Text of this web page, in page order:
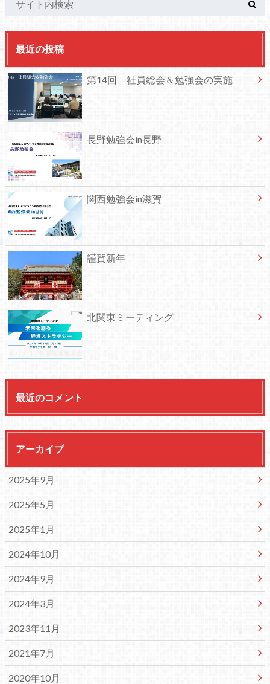
最近の投稿
第14回 社員総会＆勉強会の実施
長野勉強会in長野
関西勉強会in滋賀
謹賀新年
北関東ミーティング
最近のコメント
アーカイブ
2025年9月
2025年5月
2025年1月
2024年10月
2024年9月
2024年3月
2023年11月
2021年7月
2020年10月